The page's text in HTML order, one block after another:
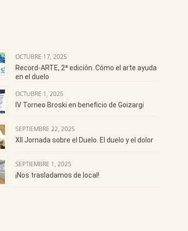
OCTUBRE 17, 2025
Record-ARTE, 2ª edición. Cómo el arte ayuda
en el duelo
OCTUBRE 1, 2025
IV Torneo Broski en beneficio de Goizargi
SEPTIEMBRE 22, 2025
XII Jornada sobre el Duelo. El duelo y el dolor
SEPTIEMBRE 1, 2025
¡Nos trasladamos de local!